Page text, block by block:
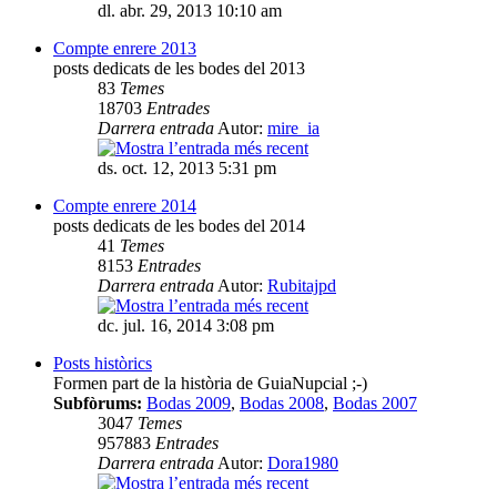
dl. abr. 29, 2013 10:10 am
Compte enrere 2013
posts dedicats de les bodes del 2013
83 Temes
18703 Entrades
Darrera entrada Autor: mire_ia
ds. oct. 12, 2013 5:31 pm
Compte enrere 2014
posts dedicats de les bodes del 2014
41 Temes
8153 Entrades
Darrera entrada Autor: Rubitajpd
dc. jul. 16, 2014 3:08 pm
Posts històrics
Formen part de la història de GuiaNupcial ;-)
Subfòrums: Bodas 2009, Bodas 2008, Bodas 2007
3047 Temes
957883 Entrades
Darrera entrada Autor: Dora1980